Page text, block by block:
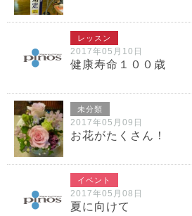
レッスン
2017年05月10日
健康寿命１００歳
未分類
2017年05月09日
お花がたくさん！
イベント
2017年05月08日
夏に向けて